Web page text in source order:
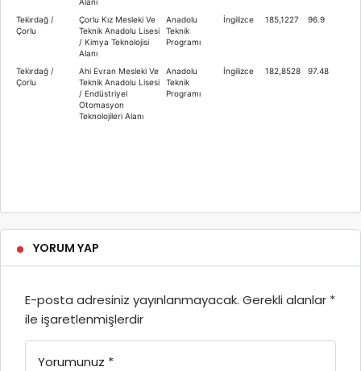
Teki̇rdağ /
Çorlu
Çorlu Kız Mesleki Ve
Teknik Anadolu Lisesi
/ Kimya Teknolojisi
Alanı
Anadolu
Teknik
Programı
İngilizce 185,1227 96.9
Teki̇rdağ /
Çorlu
Ahi Evran Mesleki Ve
Teknik Anadolu Lisesi
/ Endüstriyel
Otomasyon
Teknolojileri Alanı
Anadolu
Teknik
Programı
İngilizce 182,8528 97.48
YORUM YAP
E-posta adresiniz yayınlanmayacak. Gerekli alanlar *
ile işaretlenmişlerdir
Yorumunuz *